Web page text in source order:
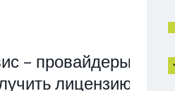
– провайдеры
лицензию